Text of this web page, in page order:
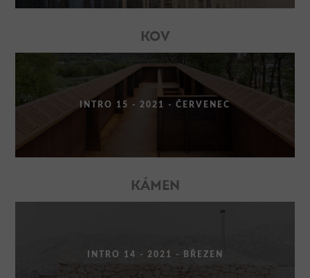
KOV
INTRO 15 - 2021 - ČERVENEC
KÁMEN
INTRO 14 - 2021 - BŘEZEN